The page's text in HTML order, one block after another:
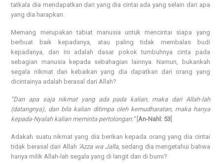
tatkala dia mendapatkan dari yang dia cintai ada yang selain dari apa
yang dia harapkan.
Memang merupakan tabiat manusia untuk mencintai siapa yang
berbuat baik kepadanya, atau paling tidak membalas budi
kepadanya, dan ini adalah dasar pokok tumbuhnya cinta pada
sebagian manusia kepada sebahagian lainnya. Namun, bukankah
segala nikmat dan kebaikan yang dia dapatkan dari orang yang
dicintainya adalah berasal dari Allah?
“Dan apa saja nikmat yang ada pada kalian, maka dari Allah-lah
(datangnya), dan bila kalian ditimpa oleh kemudharatan, maka hanya
kepada-Nyalah kalian meminta pertolongan.” An-Nahl: 53
Adakah suatu nikmat yang dia berikan kepada orang yang dia cintai
tidak berasal dari Allah ‘Azza wa Jalla, sedang dia mengetahui bahwa
hanya milik Allah-lah segala yang di langit dan di bumi?